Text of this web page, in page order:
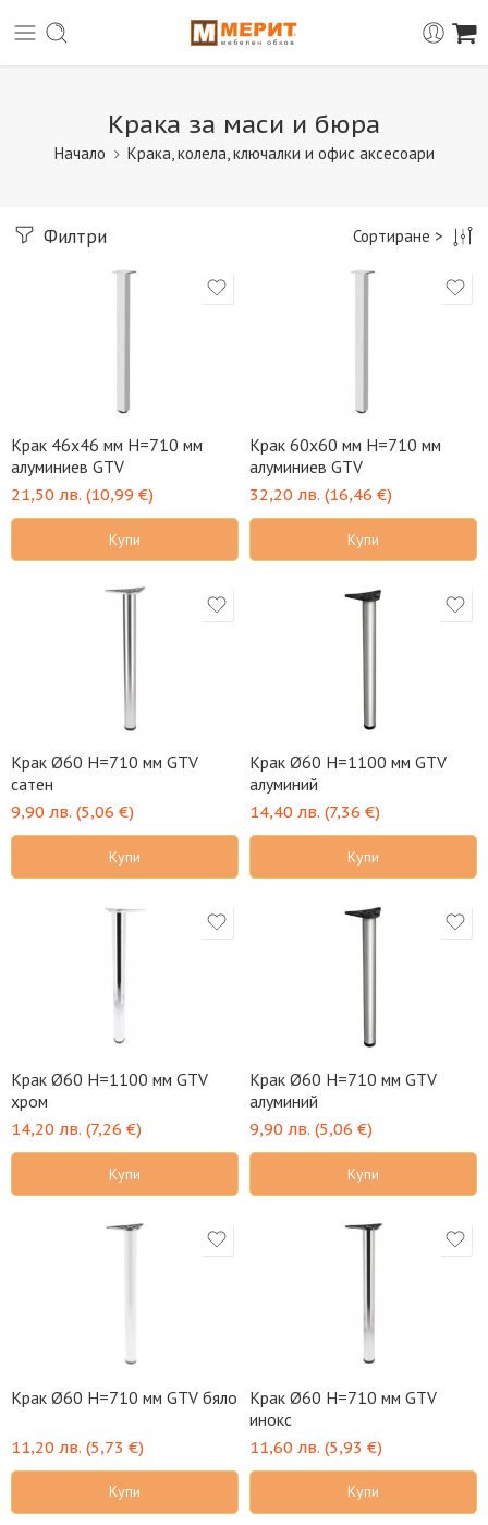
Крака за маси и бюра
Начало Крака, колела, ключалки и офис аксесоари
Филтри Сортиране >
Крак 46х46 мм H=710 мм
алуминиев GTV
21,50 лв. (10,99 €)
Купи
Крак 60х60 мм H=710 мм
алуминиев GTV
32,20 лв. (16,46 €)
Купи
Крак Ø60 H=710 мм GTV
сатен
9,90 лв. (5,06 €)
Купи
Крак Ø60 H=1100 мм GTV
алуминий
14,40 лв. (7,36 €)
Купи
Крак Ø60 H=1100 мм GTV
хром
14,20 лв. (7,26 €)
Купи
Крак Ø60 H=710 мм GTV
алуминий
9,90 лв. (5,06 €)
Купи
Крак Ø60 H=710 мм GTV бяло
11,20 лв. (5,73 €)
Купи
Крак Ø60 H=710 мм GTV
инокс
11,60 лв. (5,93 €)
Купи